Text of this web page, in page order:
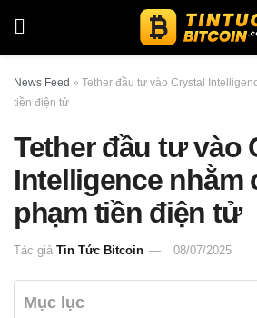
News Feed » Tether đầu tư vào Crystal
tiền điện tử
Tether đầu tư vào
Intelligence nhằm
phạm tiền điện tử
Tác giả Tin Tức Bitcoin 08/07/2025
Mục lục